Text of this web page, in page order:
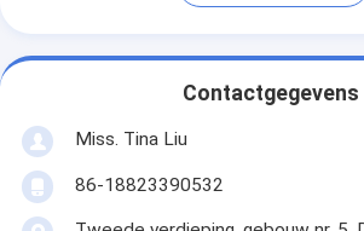
Contactgegevens
Miss. Tina Liu
86-18823390532